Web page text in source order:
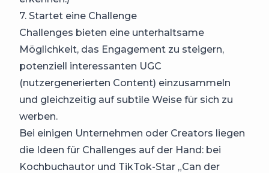
7. Startet eine Challenge
Challenges bieten eine unterhaltsame
Möglichkeit, das Engagement zu steigern,
potenziell interessanten UGC
(nutzergenerierten Content) einzusammeln
und gleichzeitig auf subtile Weise für sich zu
werben.
Bei einigen Unternehmen oder Creators liegen
die Ideen für Challenges auf der Hand: bei
Kochbuchautor und TikTok-Star „Can der